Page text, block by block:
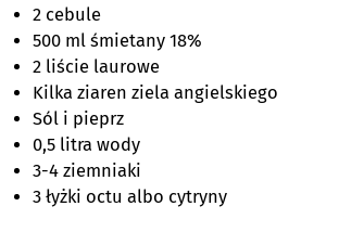
2 cebule
500 ml śmietany 18%
2 liście laurowe
Kilka ziaren ziela angielskiego
Sól i pieprz
0,5 litra wody
3-4 ziemniaki
3 łyżki octu albo cytryny